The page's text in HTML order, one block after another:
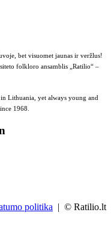
bet visuomet jaunas ir veržlus!
folkloro ansamblis „Ratilio“ –
Lithuania, yet always young and
1968.
politika | © Ratilio.lt